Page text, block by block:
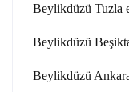
Beylikdüzü Tuzla
Beylikdüzü
Beylikdüzü